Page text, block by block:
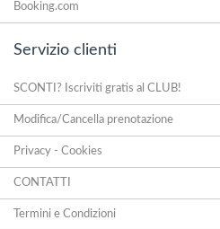
Booking.com
Servizio clienti
SCONTI? Iscriviti gratis al CLUB!
Modifica/Cancella prenotazione
Privacy - Cookies
CONTATTI
Termini e Condizioni